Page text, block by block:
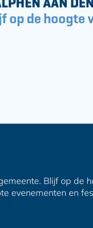
op de hoogte
Blijf op de
evenementen en